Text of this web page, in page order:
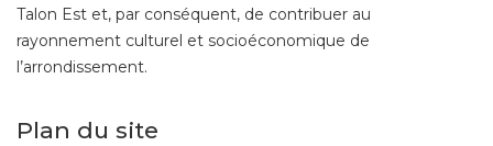
Talon Est et, par conséquent, de contribuer au
rayonnement culturel et socioéconomique de
l’arrondissement.
Plan du site